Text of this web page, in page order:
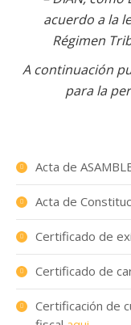
acuerdo a la
Régimen
A continuación
para la
Acta de
Acta de
Certificado de
Certificado de
Certificación de